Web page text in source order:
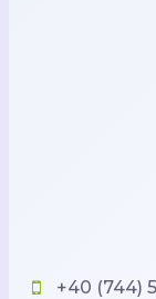
+40 (744)